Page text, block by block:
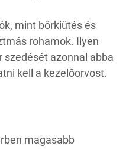
mint bőrkiütés és
rohamok. Ilyen
szedését azonnal abba
kell a kezelőorvost.
magasabb